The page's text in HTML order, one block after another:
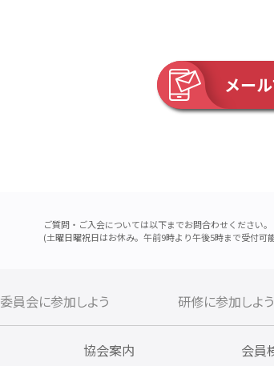
メー
ご質問・ご入会については以下までお問合わせください。
(土曜日曜祝日はお休み。午前9時より午後5時まで受付可
委員会に参加しよう 研修に参加しよう
協会案内 会員